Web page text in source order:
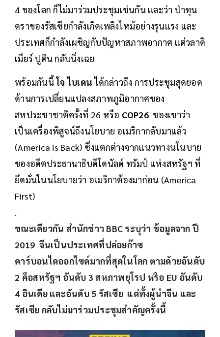
4 ของโลก ก็ไม่มาร่วมประชุมเช่นกัน และว่า ป่าทุน
ดราของรัสเซียกำลังเกิดเพลิงไหม้อย่างรุนแรง และ
ประเทศก็กำลังเผชิญกับปัญหาสภาพอากาศ แต่วลาดิ
เมียร์ ปูติน กลับนิ่งเฉย
พร้อมกันนี้โจ ไบเดน ได้กล่าวถึง การประชุมสุดยอด
ด้านการเปลี่ยนแปลงสภาพภูมิอากาศของ
สหประชาชาติครั้งที่ 26 หรือ COP26ของเขาว่า
เป็นเครื่องพิสูจน์ถึงนโยบาย อเมริกากลับมาแล้ว
(America is Back) ซึ่งแตกต่างจากแนวทางนโนบาย
ของอดีตประธานาธิบดีโดนัลด์ ทรัมป์ แห่งสหรัฐฯ ที่
ยึดมั่นในนโยบายว่า อเมริกาต้องมาก่อน (America
First)
.
ขณะเดียวกัน สำนักข่าว BBC ระบุว่า ข้อมูลจาก ปี
2019 จีนเป็นประเทศที่ปล่อยก๊าซ
คาร์บอนไดออกไซด์มากที่สุดในโลก ตามด้วยอันดับ
2 คือสหรัฐฯ อันดับ 3 สหภาพยุโรป หรือ EU อันดับ
4 อินเดีย และอันดับ 5 รัสเซีย แต่ทั้งผู้นำจีน และ
รัสเซีย กลับไม่มาร่วมประชุมสำคัญครั้งนี้